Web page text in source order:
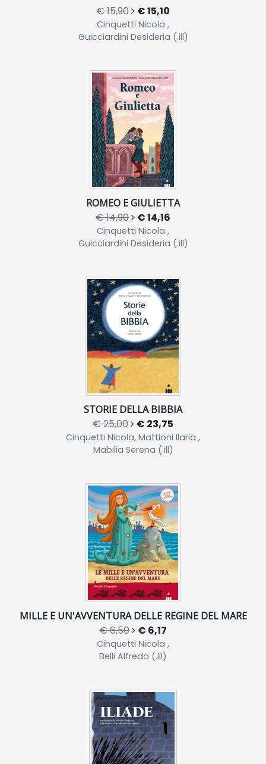
€ 15,90 € 15,10
Cinquetti Nicola ,
Guicciardini Desideria (.ill)
ROMEO E GIULIETTA
€ 14,90 € 14,16
Cinquetti Nicola ,
Guicciardini Desideria (.ill)
STORIE DELLA BIBBIA
€ 25,00 € 23,75
Cinquetti Nicola, Mattioni Ilaria ,
Mabilia Serena (.ill)
MILLE E UN'AVVENTURA DELLE REGINE DEL MARE
€ 6,50 € 6,17
Cinquetti Nicola ,
Belli Alfredo (.ill)